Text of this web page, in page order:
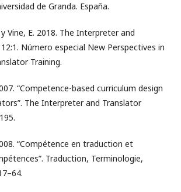
de Granda. España.
Vine, E. 2018. The Interpreter and
Número especial New Perspectives in
Training.
“Competence-based curriculum design
The Interpreter and Translator
“Compétence en traduction et
Traduction, Terminologie,